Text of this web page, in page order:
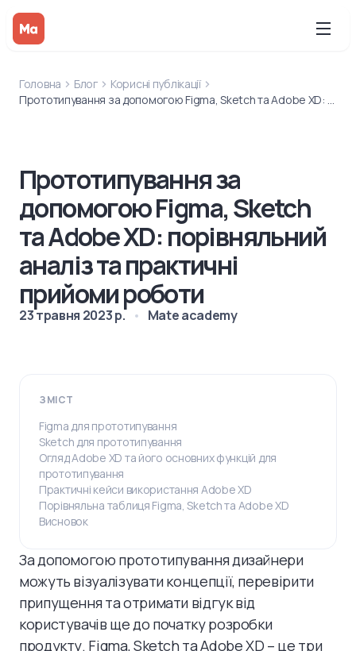
Головна Блог
Корисні публікації
Прототипування за допомогою Figma, Sketch та Adobe XD: порівняльний аналіз та практичні прийоми роботи
Прототипування за
допомогою Figma, Sketch
та Adobe XD: порівняльний
аналіз та практичні
прийоми роботи
23 травня 2023 р. Mate academy
ЗМІСТ
Figma для прототипування
Sketch для прототипування
Огляд Adobe XD та його основних функцій для
прототипування
Практичні кейси використання Adobe XD
Порівняльна таблиця Figma, Sketch та Adobe XD
Висновок
За допомогою прототипування дизайнери
можуть візуалізувати концепції, перевірити
припущення та отримати відгук від
користувачів ще до початку розробки
продукту. Figma, Sketch та Adobe XD – це три